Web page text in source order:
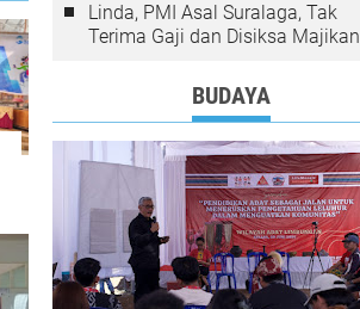
Linda, PMI Asal Suralaga, Tak
Terima Gaji dan Disiksa Majikan
BUDAYA